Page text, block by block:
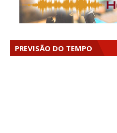
PREVISÃO DO TEMPO